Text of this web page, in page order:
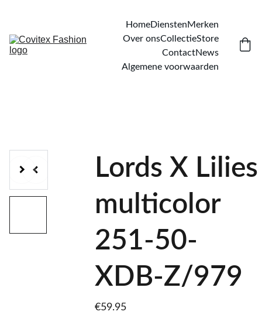
HomeDienstenMerken
Over onsCollectieStore
ContactNews
Algemene voorwaarden
Lords X Lilies
multicolor
251-50-
XDB-Z/979
€59.95